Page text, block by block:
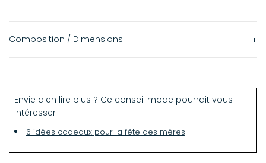
Composition / Dimensions
10 x 15 cm
Envie d'en lire plus ? Ce conseil mode pourrait vous
intéresser :
6 idées cadeaux pour la fête des mères